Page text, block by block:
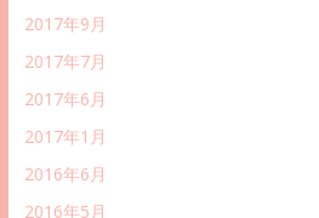
2017年9月
2017年7月
2017年6月
2017年1月
2016年6月
2016年5月